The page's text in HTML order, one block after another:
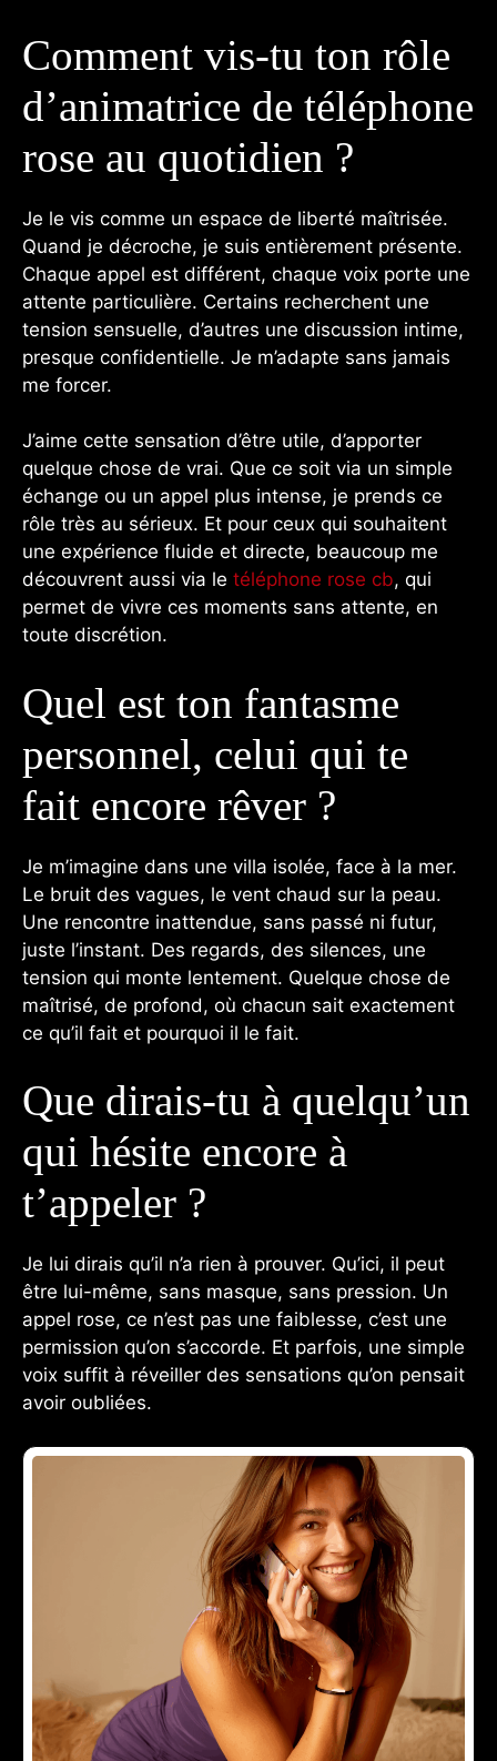
Comment vis-tu ton rôle
d’animatrice de téléphone
rose au quotidien ?
Je le vis comme un espace de liberté maîtrisée.
Quand je décroche, je suis entièrement présente.
Chaque appel est différent, chaque voix porte une
attente particulière. Certains recherchent une
tension sensuelle, d’autres une discussion intime,
presque confidentielle. Je m’adapte sans jamais
me forcer.
J’aime cette sensation d’être utile, d’apporter
quelque chose de vrai. Que ce soit via un simple
échange ou un appel plus intense, je prends ce
rôle très au sérieux. Et pour ceux qui souhaitent
une expérience fluide et directe, beaucoup me
découvrent aussi via le téléphone rose cb, qui
permet de vivre ces moments sans attente, en
toute discrétion.
Quel est ton fantasme
personnel, celui qui te
fait encore rêver ?
Je m’imagine dans une villa isolée, face à la mer.
Le bruit des vagues, le vent chaud sur la peau.
Une rencontre inattendue, sans passé ni futur,
juste l’instant. Des regards, des silences, une
tension qui monte lentement. Quelque chose de
maîtrisé, de profond, où chacun sait exactement
ce qu’il fait et pourquoi il le fait.
Que dirais-tu à quelqu’un
qui hésite encore à
t’appeler ?
Je lui dirais qu’il n’a rien à prouver. Qu’ici, il peut
être lui-même, sans masque, sans pression. Un
appel rose, ce n’est pas une faiblesse, c’est une
permission qu’on s’accorde. Et parfois, une simple
voix suffit à réveiller des sensations qu’on pensait
avoir oubliées.